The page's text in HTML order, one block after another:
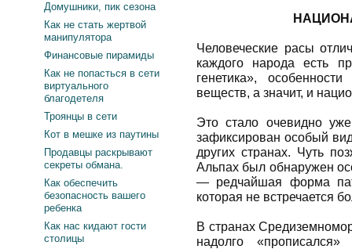
Человеческие расы
каждого народа есть
генетика»,
веществ, а значит, и
Это стало очевидно
зафиксирован особый
других странах. Чуть
Альпах был обнаружен
— редчайшая форма
которая не встречается
В странах
надолго
Домушники, пик сезона
Как не стать жертвой
манипулятора
Финансовые пирамиды
Как не попасться в сети
виртуального
благодетеля
Троянцы в сети
Кот в мешке из паутины
Продавцы раскрывают
секреты обмана.
Как обеспечить
безопасность вашего
ребенка
Как нас кидают гости
столицы